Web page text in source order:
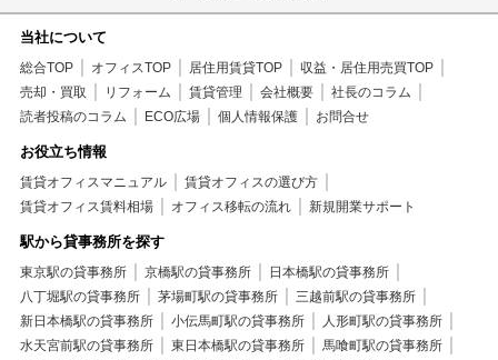
当社について
総合TOP オフィスTOP 居住用賃貸TOP
収益・居住用売買TOP
売却・買取
リフォーム 賃貸管理 会社概要
社長のコラム
読者投稿のコラム
ECO広場 個人情報保護 お問合せ
お役立ち情報
賃貸オフィスマニュアル
賃貸オフィスの選び方
賃貸オフィス賃料相場
オフィス移転の流れ 新規開業サポート
駅から貸事務所を探す
東京駅の貸事務所 京橋駅の貸事務所
日本橋駅の貸事務所
八丁堀駅の貸事務所
茅場町駅の貸事務所
三越前駅の貸事務所
新日本橋駅の貸事務所
小伝馬町駅の貸事務所
人形町駅の貸事務所
水天宮前駅の貸事務所
東日本橋駅の貸事務所
馬喰町駅の貸事務所